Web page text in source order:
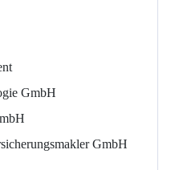
GmbH
GmbH